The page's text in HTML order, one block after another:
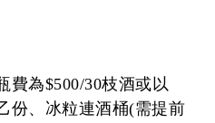
費為$500/30枝酒或以
份、冰粒連酒桶(需提前